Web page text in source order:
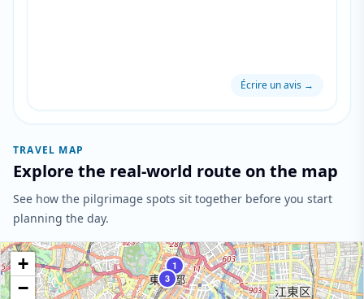
Écrire un avis →
TRAVEL MAP
Explore the real-world route on the map
See how the pilgrimage spots sit together before you start
planning the day.
1
3
+
−